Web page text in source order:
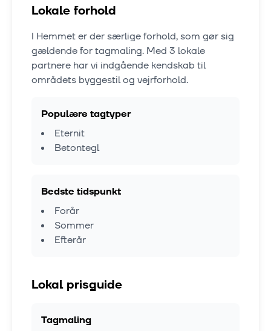
Lokale forhold
I Hemmeter der særlige forhold, som gør sig
gældende for tagmaling. Med 3 lokale
partnere har vi indgående kendskab til
områdets byggestil og vejrforhold.
Populære tagtyper
Eternit
Betontegl
Bedste tidspunkt
Forår
Sommer
Efterår
Lokal prisguide
Tagmaling